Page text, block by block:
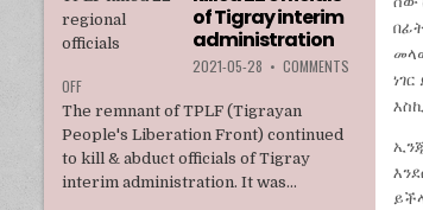
of Tigray interim
administration
2021-05-28 • COMMENTS
OFFON
REMNANT
TPLF
KILLED
22
The remnant of TPLF (Tigrayan
People's Liberation Front) continued
to kill & abduct officials of Tigray
interim administration. It was...